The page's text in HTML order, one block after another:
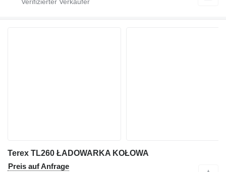
Terex TL260 ŁADOWARKA KOŁOWA
Preis auf Anfrage